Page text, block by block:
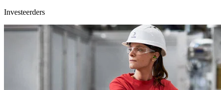
Investeerders